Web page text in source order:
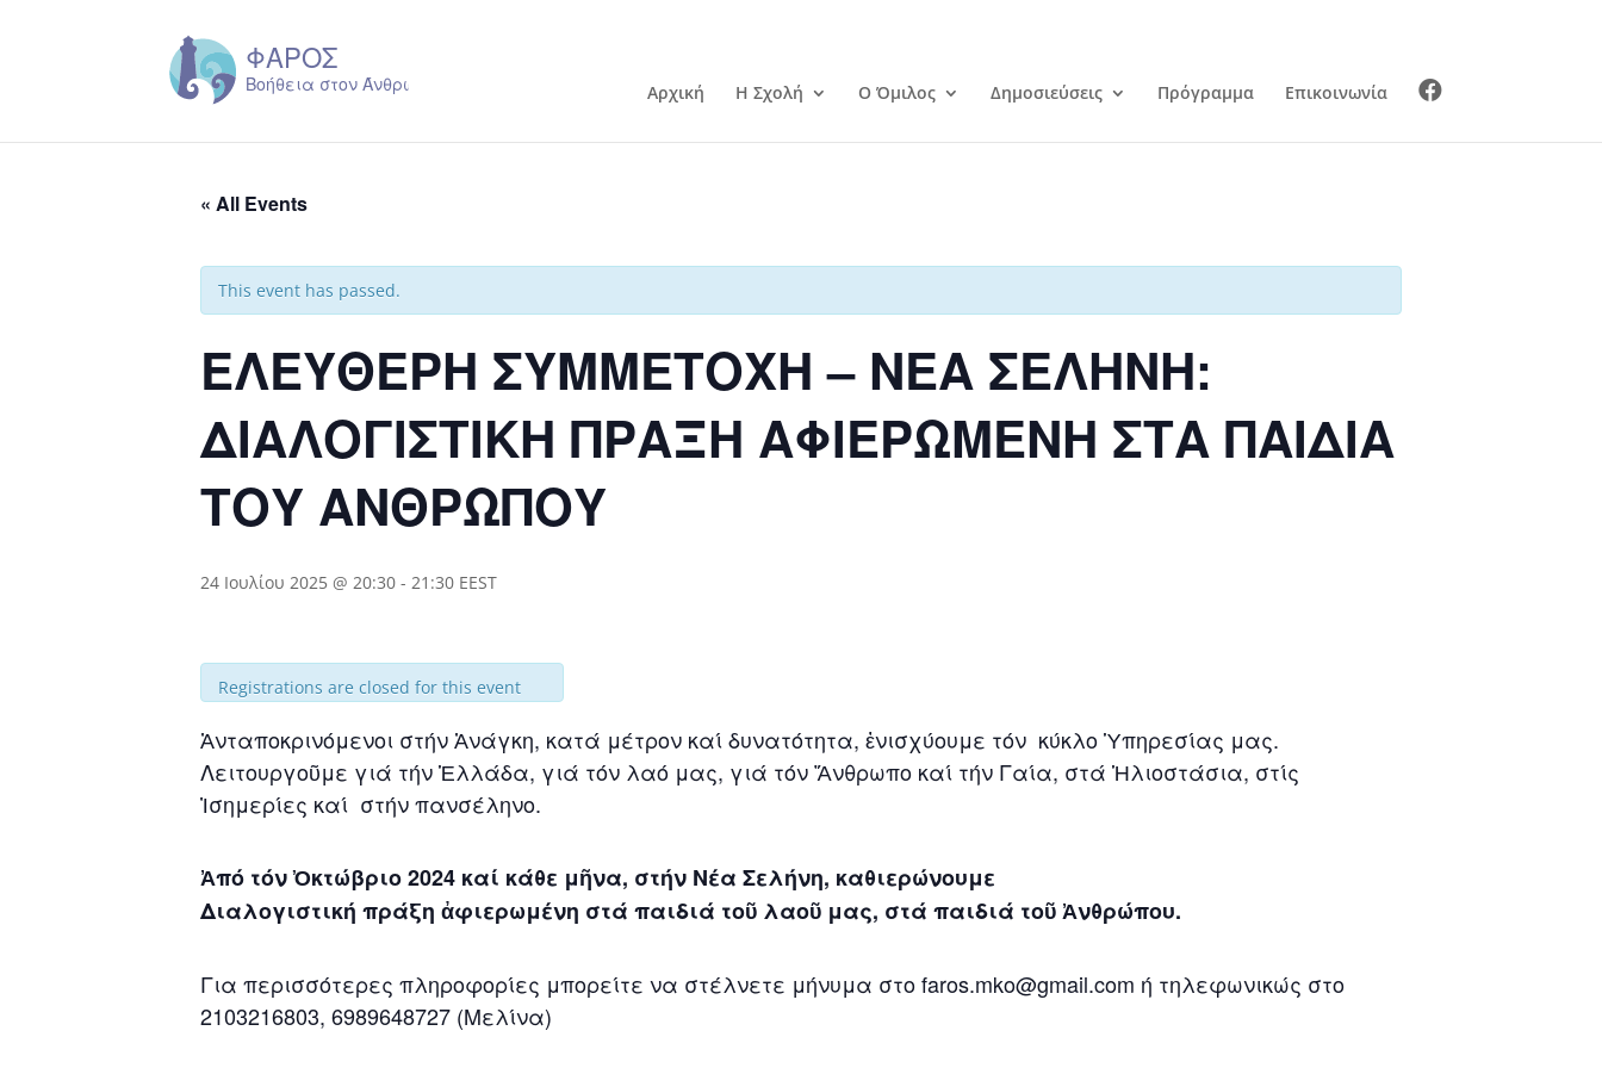
Αρχική Η Σχολή Ο Όμιλος Δημοσιεύσεις Πρόγραμμα Επικοινωνία
« All Events
This event has passed.
ΕΛΕΥΘΕΡΗ ΣΥΜΜΕΤΟΧΗ – ΝΕΑ ΣΕΛΗΝΗ:
ΔΙΑΛΟΓΙΣΤΙΚΗ ΠΡΑΞΗ ΑΦΙΕΡΩΜΕΝΗ ΣΤΑ ΠΑΙΔΙΑ
ΤΟΥ ΑΝΘΡΩΠΟΥ
24 Ιουλίου 2025 @ 20:30 - 21:30 EEST
Registrations are closed for this event
Ἀνταποκρινόμενοι στήν Ἀνάγκη, κατά μέτρον καί δυνατότητα, ἐνισχύουμε τόν κύκλο Ὑπηρεσίας μας.
Λειτουργοῦμε γιά τήν Ἑλλάδα, γιά τόν λαό μας, γιά τόν Ἄνθρωπο καί τήν Γαία, στά Ἡλιοστάσια, στίς
Ἰσημερίες καί στήν πανσέληνο.
Ἀπό τόν Ὀκτώβριο 2024 καί κάθε μῆνα, στήν Νέα Σελήνη, καθιερώνουμε
Διαλογιστική πράξη ἀφιερωμένη στά παιδιά τοῦ λαοῦ μας, στά παιδιά τοῦ Ἀνθρώπου.
Για περισσότερες πληροφορίες μπορείτε να στέλνετε μήνυμα στο faros.mko@gmail.com ή τηλεφωνικώς στο
2103216803, 6989648727 (Μελίνα)